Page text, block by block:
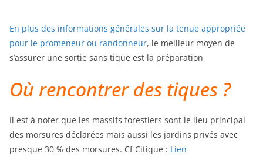
En plus des informations générales sur la tenue appropriée
pour le promeneur ou randonneur, le meilleur moyen de
s’assurer une sortie sans tique est la préparation
Où rencontrer des tiques ?
Il est à noter que les massifs forestiers sont le lieu principal
des morsures déclarées mais aussi les jardins privés avec
presque 30 % des morsures. Cf Citique : Lien